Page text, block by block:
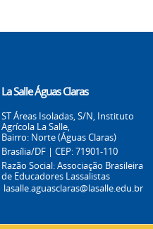
La Salle Águas Claras
ST Áreas Isoladas, S/N, Instituto
Agrícola La Salle,
Bairro: Norte (Águas Claras)
Brasília/DF | CEP: 71901-110
Razão Social: Associação Brasileira
de Educadores Lassalistas
lasalle.aguasclaras@lasalle.edu.br